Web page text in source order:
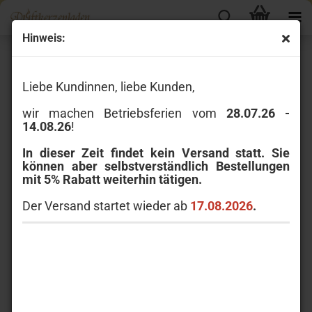
Hinweis:
Liebe Kundinnen, liebe Kunden,
wir machen Betriebsferien vom 28.07.26 -
14.08.26!
In dieser Zeit findet kein Versand statt. Sie
können aber selbstverständlich Bestellungen
mit 5% Rabatt weiterhin tätigen.
Der Versand startet wieder ab 17.08.2026.
Legen Sie das Duftwachs in eine Duftlampe (fügen Sie kein
Wasser hinzu!!) und zünden Sie ein unbeduftetes Teelicht
darunter an. Sobald das Wachs schmilzt, setzt es seinen Duft
frei. Durch Mischen verschiedener Duftrichtungen können